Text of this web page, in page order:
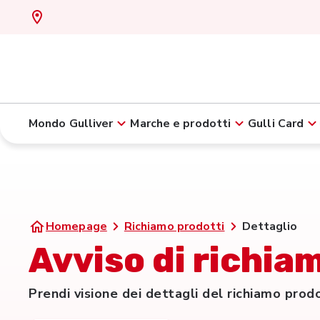
Mondo Gulliver Marche e prodotti Gulli Card
Homepage Richiamo prodotti Dettaglio
Avviso di
Prendi visione dei dettagli del richiamo